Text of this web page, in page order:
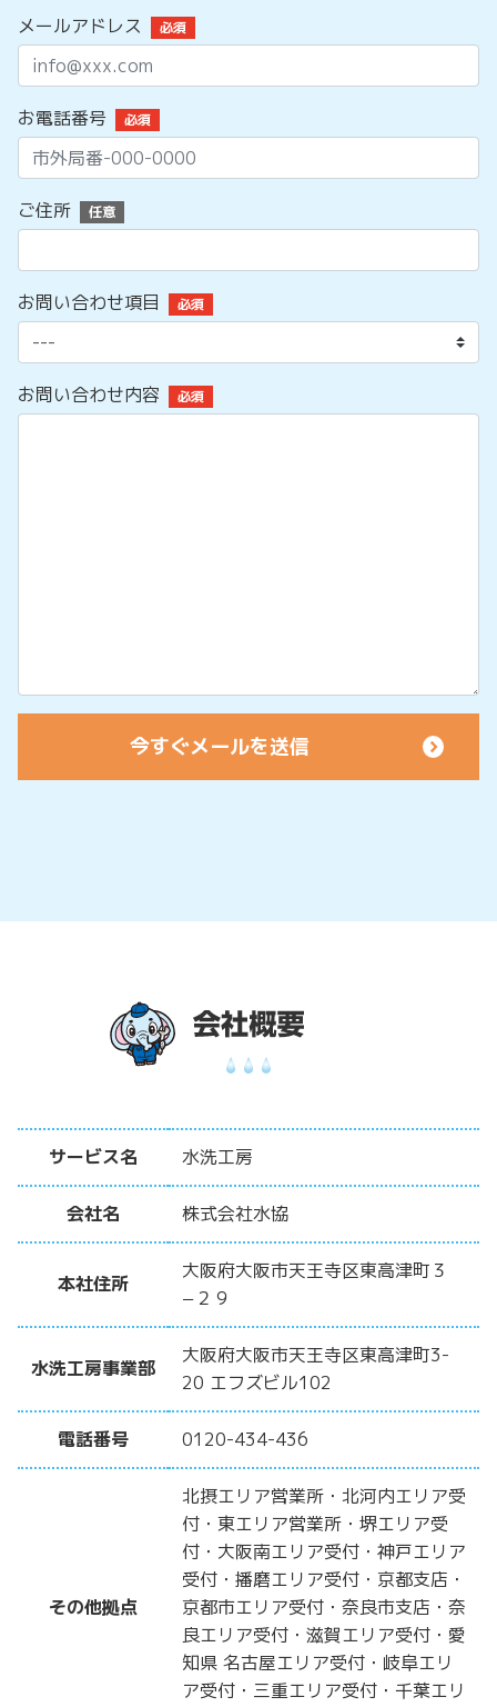
メールアドレス 必須
お電話番号 必須
ご住所 任意
お問い合わせ項目 必須
お問い合わせ内容 必須
サービス名 水洗工房
会社名 株式会社水協
本社住所
大阪府大阪市天王寺区東高津町３
−２９
水洗工房事業部
大阪府大阪市天王寺区東高津町3-
20 エフズビル102
電話番号 0120-434-436
その他拠点
北摂エリア営業所・北河内エリア受
付・東エリア営業所・堺エリア受
付・大阪南エリア受付・神戸エリア
受付・播磨エリア受付・京都支店・
京都市エリア受付・奈良市支店・奈
良エリア受付・滋賀エリア受付・愛
知県 名古屋エリア受付・岐阜エリ
ア受付・三重エリア受付・千葉エリ